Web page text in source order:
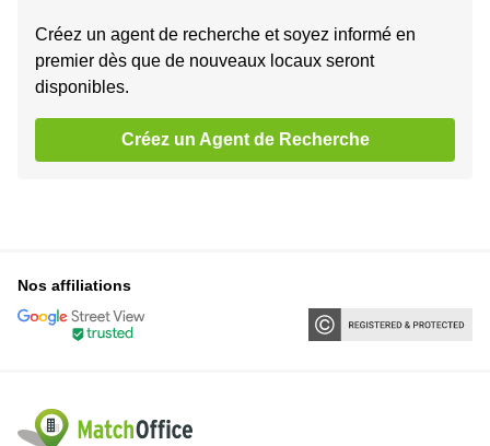
Créez un agent de recherche et soyez informé en
premier dès que de nouveaux locaux seront
disponibles.
Créez un Agent de Recherche
Nos affiliations